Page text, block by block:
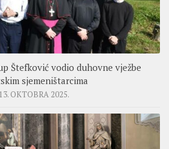
Štefković vodio duhovne vježbe
sjemeništarcima
13. OKTOBRA 2025.